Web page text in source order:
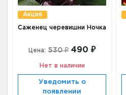
Акция
Саженец черевишни Ночка
Цена: 530 ₽ 490 ₽
Нет в наличии
Уведомить о
появлении